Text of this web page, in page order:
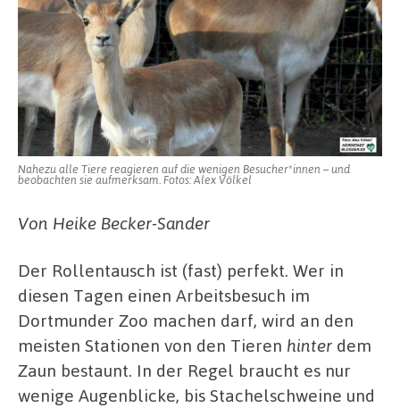
und
Beschäftigungstherapie
gegen
tierische
Langeweile
Nahezu alle Tiere reagieren auf die wenigen Besucher*innen – und
beobachten sie aufmerksam. Fotos: Alex Völkel
Von Heike Becker-Sander
Der Rollentausch ist (fast) perfekt. Wer in
diesen Tagen einen Arbeitsbesuch im
Dortmunder Zoo machen darf, wird an den
meisten Stationen von den Tieren hinter dem
Zaun bestaunt. In der Regel braucht es nur
wenige Augenblicke, bis Stachelschweine und